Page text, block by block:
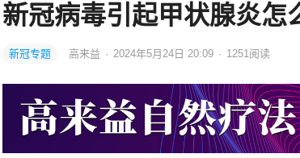
新冠病毒引起甲状腺炎怎
新冠专题 高来益 · 2024年5月24日 20:09 · 1251阅读